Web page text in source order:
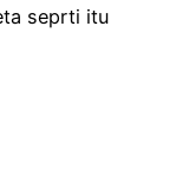
seprti itu